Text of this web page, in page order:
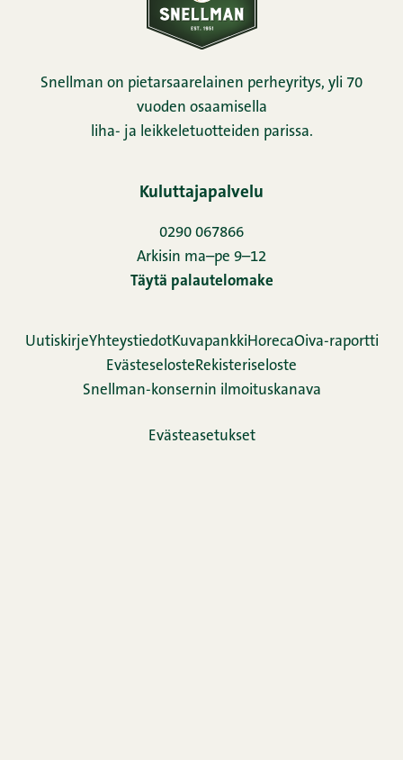
Snellman on pietarsaarelainen perheyritys, yli 70
vuoden osaamisella
liha- ja leikkeletuotteiden parissa.
Kuluttajapalvelu
0290 067866
Arkisin ma–pe 9–12
Täytä palautelomake
UutiskirjeYhteystiedotKuvapankki HorecaOiva-raportti
Evästeseloste Rekisteriseloste
Snellman-konsernin ilmoituskanava
Evästeasetukset